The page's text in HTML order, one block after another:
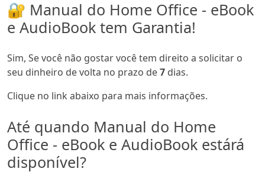
🔐 Manual do Home Office - eBook
e AudioBook tem Garantia!
Sim, Se você não gostar você tem direito a solicitar o
seu dinheiro de volta no prazo de7 dias.
Clique no link abaixo para mais informações.
Até quando Manual do Home
Office - eBook e AudioBook estárá
disponível?